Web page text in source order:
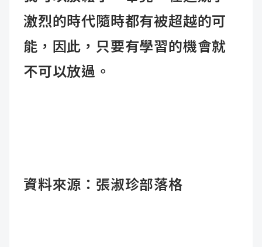
激烈的時代隨時都有被超越的可
能，因此，只要有學習的機會就
不可以放過。
資料來源： 張淑珍部落格